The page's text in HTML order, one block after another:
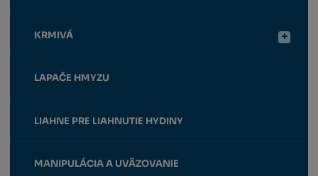
KRMIVÁ
LAPAČE HMYZU
LIAHNE PRE LIAHNUTIE HYDINY
MANIPULÁCIA A UVÄZOVANIE